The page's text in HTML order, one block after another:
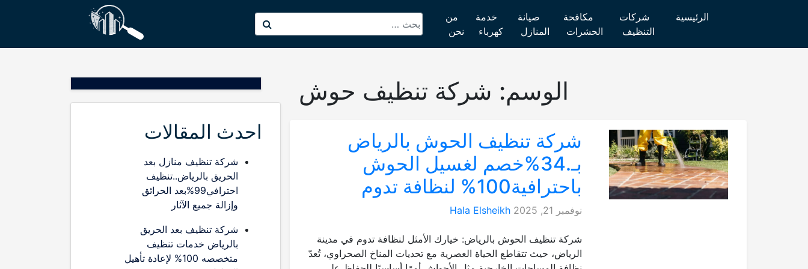
الرئيسية
شركات
التنظيف
مكافحة
الحشرات
صيانة
المنازل
خدمة
كهرباء
من
نحن
عن:
الوسم: شركة تنظيف حوش
شركة تنظيف الحوش بالرياض
بـ.34%خصم لغسيل الحوش
باحترافية100% لنظافة تدوم
نوفمبر 21, 2025 Hala Elsheikh
شركة تنظيف الحوش بالرياض: خيارك الأمثل لنظافة تدوم في مدينة
الرياض، حيث تتقاطع الحياة العصرية مع تحديات المناخ الصحراوي، تُعدّ
احدث المقالات
شركة تنظيف منازل بعد
الحريق بالرياض..تنظيف
احترافي99%بعد الحرائق
وإزالة جميع الآثار
شركة تنظيف بعد الحريق
بالرياض خدمات تنظيف
متخصصه 100% لإعادة تأهيل